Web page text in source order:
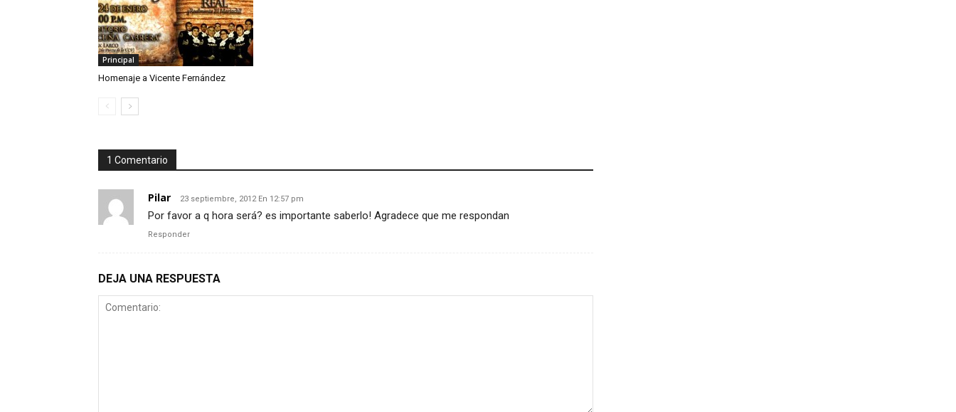
Principal
Homenaje a Vicente Fernández
1 Comentario
Pilar 23 septiembre, 2012 En 12:57 pm
Por favor a q hora será? es importante saberlo! Agradece que me respondan
Responder
DEJA UNA RESPUESTA